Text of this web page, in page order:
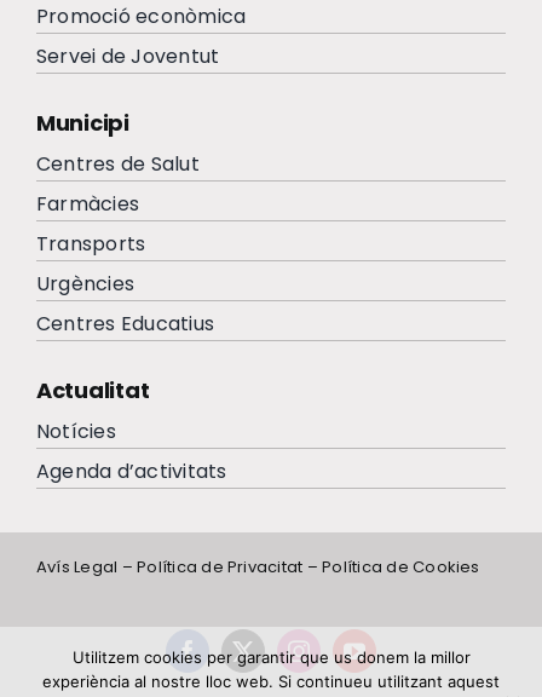
Promoció econòmica
Servei de Joventut
Municipi
Centres de Salut
Farmàcies
Transports
Urgències
Centres Educatius
Actualitat
Notícies
Agenda d’activitats
Avís Legal –Política de Privacitat –Política de Cookies
Utilitzem cookies per garantir que us donem la millor
experiència al nostre lloc web. Si continueu utilitzant aquest